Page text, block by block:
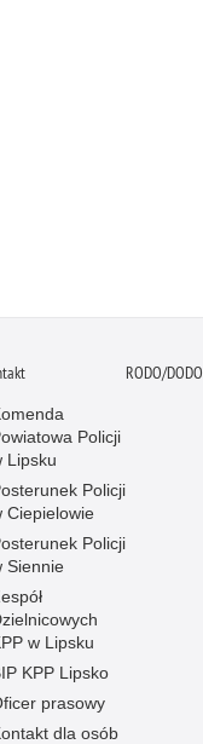
Policji
Lipsku
Policji
Ciepielowie
Policji
Siennie
w Lipsku
KPP Lipsko
prasowy
dla osób
RODO/DODO